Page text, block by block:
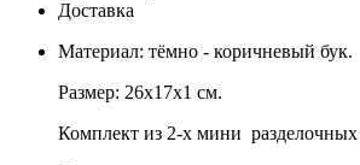
Доставка
Материал: тёмно - коричневый бук.
Размер: 26х17х1 см.
Комплект из 2-х мини